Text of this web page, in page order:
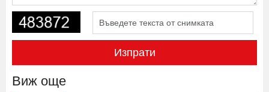
Изпрати
Виж още